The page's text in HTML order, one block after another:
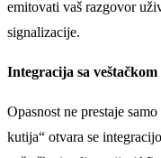
emitovati vaš razgovor
signalizacije.
Integracija sa
Opasnost ne prestaje
kutija“ otvara se